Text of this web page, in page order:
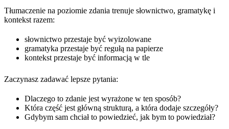
Tłumaczenie na poziomie zdania trenuje słownictwo, gramatykę i
kontekst razem:
słownictwo przestaje być wyizolowane
gramatyka przestaje być regułą na papierze
kontekst przestaje być informacją w tle
Zaczynasz zadawać lepsze pytania:
Dlaczego to zdanie jest wyrażone w ten sposób?
Która część jest główną strukturą, a która dodaje szczegóły?
Gdybym sam chciał to powiedzieć, jak bym to powiedział?